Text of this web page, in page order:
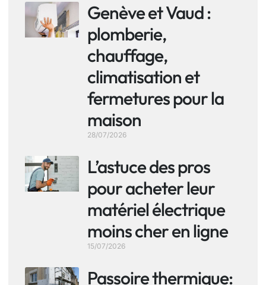
Genève et Vaud :
plomberie,
chauffage,
climatisation et
fermetures pour la
maison
28/07/2026
L’astuce des pros
pour acheter leur
matériel électrique
moins cher en ligne
15/07/2026
Passoire thermique: